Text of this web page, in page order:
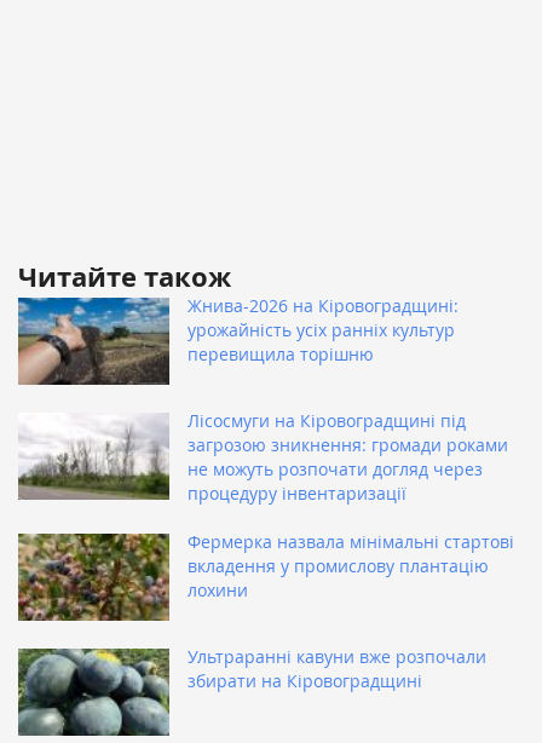
Читайте також
Жнива-2026 на Кіровоградщині:
урожайність усіх ранніх культур
перевищила торішню
Лісосмуги на Кіровоградщині під
загрозою зникнення: громади роками
не можуть розпочати догляд через
процедуру інвентаризації
Фермерка назвала мінімальні стартові
вкладення у промислову плантацію
лохини
Ультраранні кавуни вже розпочали
збирати на Кіровоградщині